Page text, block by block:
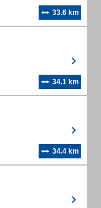
33.6 km
34.1 km
34.4 km